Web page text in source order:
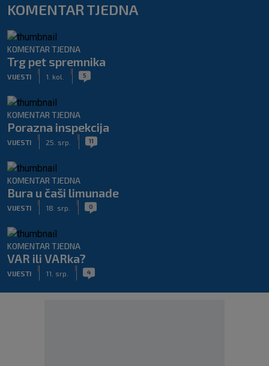
KOMENTAR TJEDNA
KOMENTAR TJEDNA
Trg pet spremnika
VIJESTI 1. kol. 5
KOMENTAR TJEDNA
Porazna inspekcija
VIJESTI 25. srp. 11
KOMENTAR TJEDNA
Bura u čaši limunade
VIJESTI 18. srp. 0
KOMENTAR TJEDNA
VAR ili VARka?
VIJESTI 11. srp. 4